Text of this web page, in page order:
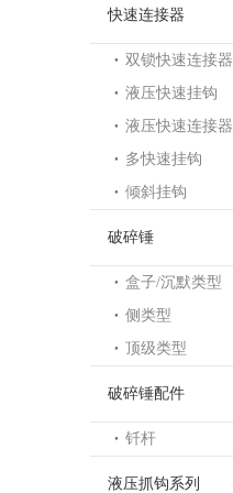
快速连接器
双锁快速连接器
液压快速挂钩
液压快速连接器
多快速挂钩
倾斜挂钩
破碎锤
盒子/沉默类型
侧类型
顶级类型
破碎锤配件
钎杆
液压抓钩系列